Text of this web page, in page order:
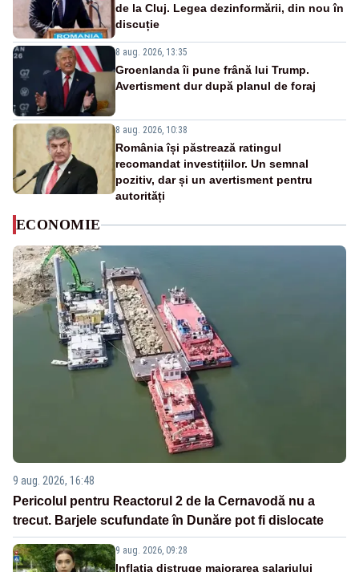
de la Cluj. Legea dezinformării, din nou în
discuție
8 aug. 2026, 13:35
Groenlanda îi pune frână lui Trump.
Avertisment dur după planul de foraj
8 aug. 2026, 10:38
România își păstrează ratingul
recomandat investițiilor. Un semnal
pozitiv, dar și un avertisment pentru
autorități
ECONOMIE
9 aug. 2026, 16:48
Pericolul pentru Reactorul 2 de la Cernavodă nu a
trecut. Barjele scufundate în Dunăre pot fi dislocate
9 aug. 2026, 09:28
Inflația distruge majorarea salariului